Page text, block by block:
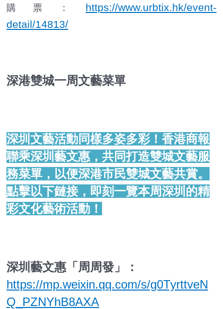
購票： https://www.urbtix.hk/event-
detail/14813/
深港雙城一周文藝菜單
深圳文藝活動同樣多姿多彩！香港商報
聯乘深圳藝文惠，共同打造雙城文藝服
務菜單，以便深港市民雙城文藝共賞。
點擊以下鏈接，即刻一覽本周深圳的精
彩文化藝術活動！
深圳藝文惠「周周發」：
https://mp.weixin.qq.com/s/g0TyrttveN
Q_PZNYhB8AXA